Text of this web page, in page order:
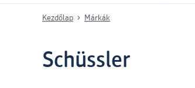
Kezdőlap Márkák
Schüssler